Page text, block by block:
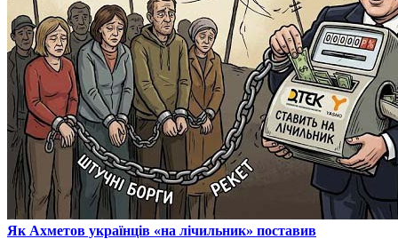
​Як Ахметов українців «на лічильник» поставив